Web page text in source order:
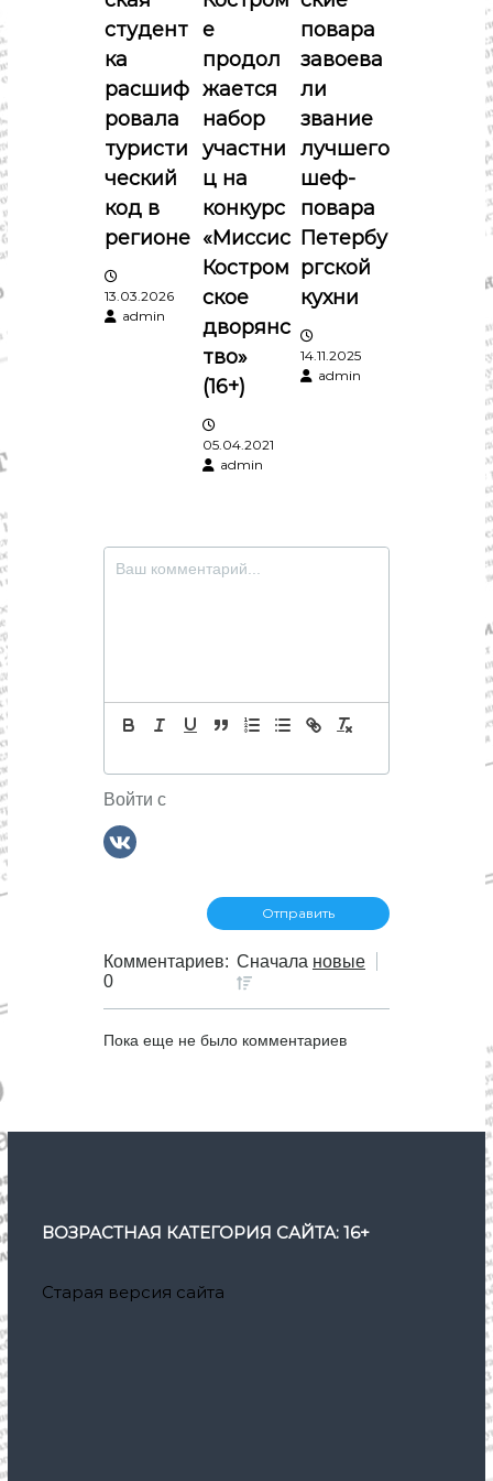
я
п
о
з
а
п
и
студент
ка
расшиф
ровала
туристи
ческий
код в
регионе
13.03.2026
admin
е
продол
жается
набор
участни
ц на
конкурс
«Миссис
Костром
ское
дворянс
тво»
(16+)
05.04.2021
admin
повара
завоева
ли
звание
лучшего
шеф-
повара
Петербу
ргской
кухни
14.11.2025
admin
Войти с
Комментариев:
0
Сначала новые
Пока еще не было комментариев
ВОЗРАСТНАЯ КАТЕГОРИЯ САЙТА: 16+
Старая версия сайта